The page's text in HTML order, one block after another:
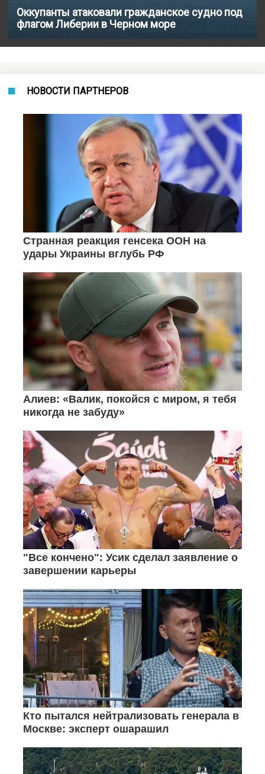
Оккупанты атаковали гражданское судно под
флагом Либерии в Черном море
НОВОСТИ ПАРТНЕРОВ